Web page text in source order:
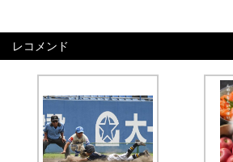
レコメンド